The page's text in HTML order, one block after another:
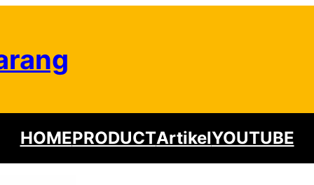
HOMEPRODUCTArtikelYOUTUBE